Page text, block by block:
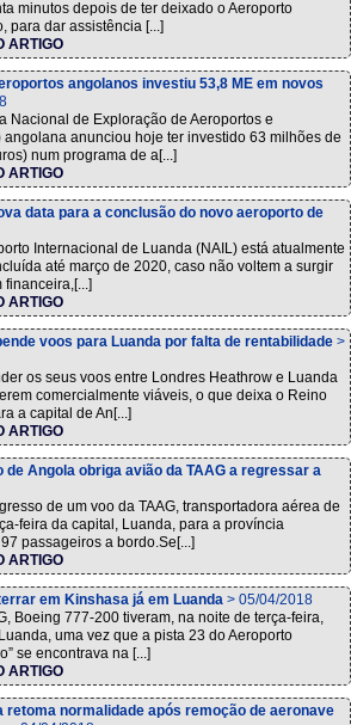
minutos depois de ter deixado o Aeroporto
para dar assistência [...]
ARTIGO
angolanos investiu 53,8 ME em novos
Nacional de Exploração de Aeroportos e
angolana anunciou hoje ter investido 63 milhões de
num programa de a[...]
ARTIGO
data para a conclusão do novo aeroporto de
Internacional de Luanda (NAIL) está atualmente
até março de 2020, caso não voltem a surgir
ARTIGO
voos para Luanda por falta de rentabilidade >
os seus voos entre Londres Heathrow e Luanda
comercialmente viáveis, o que deixa o Reino
a capital de An[...]
ARTIGO
de Angola obriga avião da TAAG a regressar a
de um voo da TAAG, transportadora aérea de
feira da capital, Luanda, para a província
passageiros a bordo.Se[...]
ARTIGO
em Kinshasa já em Luanda > 05/04/2018
Boeing 777-200 tiveram, na noite de terça-feira,
uma vez que a pista 23 do Aeroporto
se encontrava na [...]
ARTIGO
retoma normalidade após remoção de aeronave